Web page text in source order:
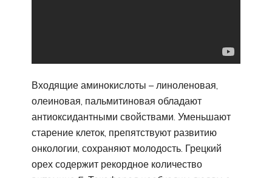
Входящие аминокислоты – линоленовая,
олеиновая, пальмитиновая обладают
антиоксидантными свойствами. Уменьшают
старение клеток, препятствуют развитию
онкологии, сохраняют молодость. Грецкий
орех содержит рекордное количество